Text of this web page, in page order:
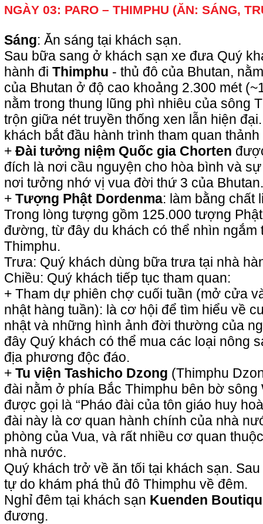
NGÀY 03: PARO – THIMPHU (ĂN: SÁNG,
Sáng: Ăn sáng tại khách sạn.
Sau bữa sang ở khách sạn xe đưa Quý
hành đi Thimphu - thủ đô của Bhutan,
của Bhutan ở độ cao khoảng 2.300 mét
nằm trong thung lũng phì nhiêu của sông
trộn giữa nét truyền thống xen lẫn hiện
khách bắt đầu hành trình tham quan
+ Đài tưởng niệm Quốc gia Chorten
đích là nơi cầu nguyện cho hòa bình và
nơi tưởng nhớ vị vua đời thứ 3 của
+ Tượng Phật Dordenma: làm bằng chất
Trong lòng tượng gồm 125.000 tượng
đường, từ đây du khách có thể nhìn ngắm
Thimphu.
Trưa: Quý khách dùng bữa trưa tại nhà
Chiều: Quý khách tiếp tục tham quan:
+ Tham dự phiên chợ cuối tuần (mở cửa
nhật hàng tuần): là cơ hội để tìm hiểu về
nhật và những hình ảnh đời thường của
đây Quý khách có thể mua các loại nông
địa phương độc đáo.
+ Tu viện Tashicho Dzong (Thimphu
đài nằm ở phía Bắc Thimphu bên bờ
được gọi là “Pháo đài của tôn giáo huy
đài này là cơ quan hành chính của nhà
phòng của Vua, và rất nhiều cơ quan
nhà nước.
Quý khách trở về ăn tối tại khách sạn.
tự do khám phá thủ đô Thimphu về đêm.
Nghỉ đêm tại khách sạn Kuenden
đương.